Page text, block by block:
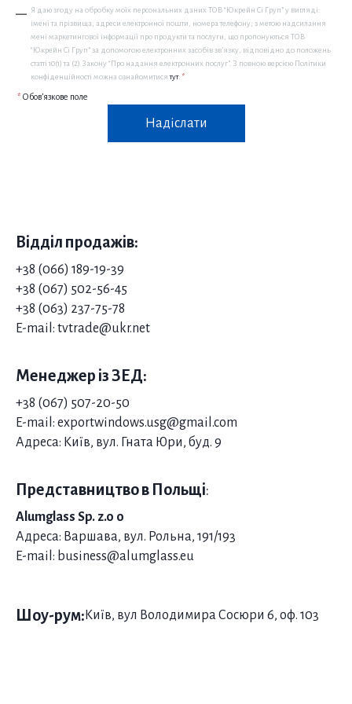
Скління вікнами Aluprof – Музей-
пекарня
Представляємо наш проєкт у Черкаській області, де
Панорамне скління з мультифункціональними
склопакетами надає будівлі не тільки елегантного та
сучасного вигляду, а й значно підвищує її
енергоефективність. Ці інноваційні склопакети
мікроклімат усередині приміщень у будь-яку пору
року.
Я даю згоду на обробку моїх персональних даних ТОВ “Юкрейн Сі Груп” у вигляді:
імені та прізвища, адреси електронної пошти, номера телефону, з метою надсилання
мені маркетингової інформації про продукти та послуги, що пропонуються ТОВ
“Юкрейн Сі Груп” за допомогою електронних засобів зв’язку, відповідно до положень
статті 10(1) та (2) Закону “Про надання електронних послуг”. З повною версією Політики
конфіденційності можна ознайомитисятут. *
* Обов’язкове поле
Надіслати
Відділ продажів:
+38 (066) 189-19-39
+38 (067) 502-56-45
+38 (063) 237-75-78
E-mail: tvtrade@ukr.net
Менеджер із ЗЕД:
+38 (067) 507-20-50
E-mail: exportwindows.usg@gmail.com
Адреса: Київ, вул. Гната Юри, буд. 9
Представництво в Польщі:
Alumglass Sp. z.o o
Адреса: Варшава, вул. Рольна, 191/193
E-mail: business@alumglass.eu
Шоу-рум: Київ, вул Володимира Сосюри 6, оф. 103